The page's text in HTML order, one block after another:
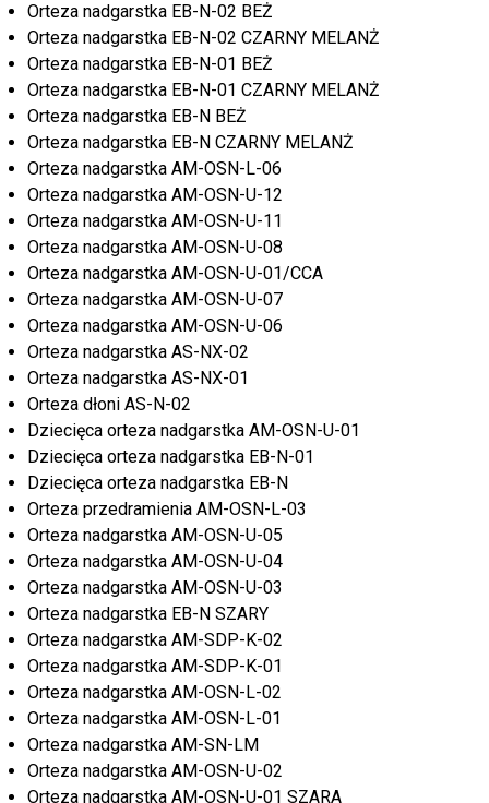
Orteza nadgarstka EB-N-02 BEŻ
Orteza nadgarstka EB-N-02 CZARNY MELANŻ
Orteza nadgarstka EB-N-01 BEŻ
Orteza nadgarstka EB-N-01 CZARNY MELANŻ
Orteza nadgarstka EB-N BEŻ
Orteza nadgarstka EB-N CZARNY MELANŻ
Orteza nadgarstka AM-OSN-L-06
Orteza nadgarstka AM-OSN-U-12
Orteza nadgarstka AM-OSN-U-11
Orteza nadgarstka AM-OSN-U-08
Orteza nadgarstka AM-OSN-U-01/CCA
Orteza nadgarstka AM-OSN-U-07
Orteza nadgarstka AM-OSN-U-06
Orteza nadgarstka AS-NX-02
Orteza nadgarstka AS-NX-01
Orteza dłoni AS-N-02
Dziecięca orteza nadgarstka AM-OSN-U-01
Dziecięca orteza nadgarstka EB-N-01
Dziecięca orteza nadgarstka EB-N
Orteza przedramienia AM-OSN-L-03
Orteza nadgarstka AM-OSN-U-05
Orteza nadgarstka AM-OSN-U-04
Orteza nadgarstka AM-OSN-U-03
Orteza nadgarstka EB-N SZARY
Orteza nadgarstka AM-SDP-K-02
Orteza nadgarstka AM-SDP-K-01
Orteza nadgarstka AM-OSN-L-02
Orteza nadgarstka AM-OSN-L-01
Orteza nadgarstka AM-SN-LM
Orteza nadgarstka AM-OSN-U-02
Orteza nadgarstka AM-OSN-U-01 SZARA